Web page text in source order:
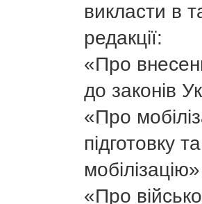
викласти в
редакції:
«Про
до законів
«Про
підготовку та
«Про